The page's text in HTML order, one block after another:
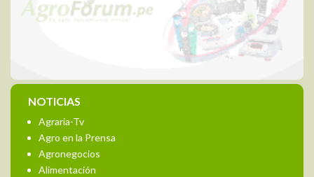
NOTICIAS
Agraria-Tv
Agro en la Prensa
Agronegocios
Alimentación